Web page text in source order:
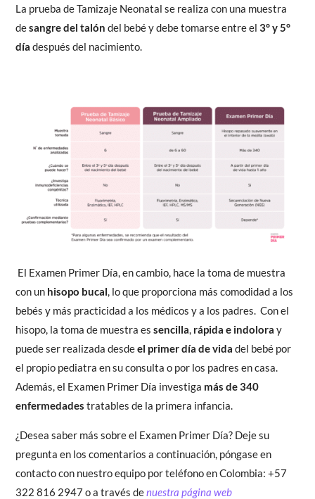
La prueba de Tamizaje Neonatal se realiza con una muestra
desangre del talón del bebé y debe tomarse entre el3° y 5°
día después del nacimiento.
El Examen Primer Día, en cambio, hace la toma de muestra
con un hisopo bucal , lo que proporciona más comodidad a los
bebés y más practicidad a los médicos y a los padres. Con el
hisopo, la toma de muestra essencilla rápida e indolora y
puede ser realizada desdeel primer día de vida del bebé por
el propio pediatra en su consulta o por los padres en casa.
Además, el Examen Primer Día investiga más de 340
enfermedades tratables de la primera infancia.
¿Desea saber más sobre el Examen Primer Día? Deje su
pregunta en los comentarios a continuación, póngase en
contacto con nuestro equipo por teléfono en Colombia: +57
322 816 2947 o a través denuestra página web